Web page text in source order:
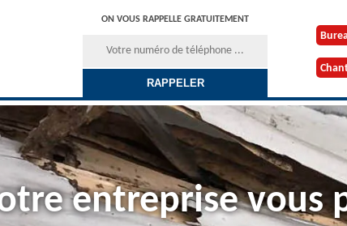
ON VOUS RAPPELLE GRATUITEMENT
entreprise vous